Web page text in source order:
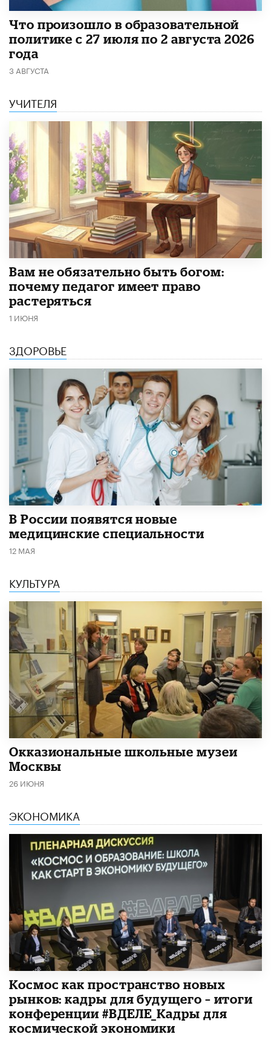
​Что произошло в образовательной
политике с 27 июля по 2 августа 2026
года
3 АВГУСТА
УЧИТЕЛЯ
​Вам не обязательно быть богом:
почему педагог имеет право
растеряться
1 ИЮНЯ
ЗДОРОВЬЕ
В России появятся новые
медицинские специальности
12 МАЯ
КУЛЬТУРА
​Окказиональные школьные музеи
Москвы
26 ИЮНЯ
ЭКОНОМИКА
Космос как пространство новых
рынков: кадры для будущего – итоги
конференции #ВДЕЛЕ_Кадры для
космической экономики